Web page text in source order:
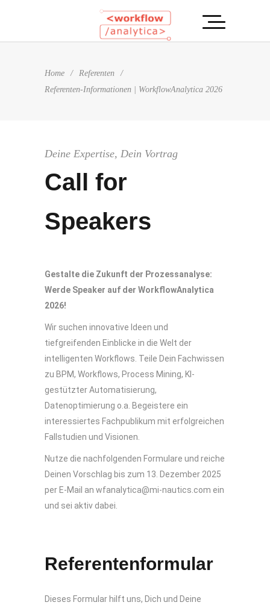
Home / Referenten
/
Referenten-Informationen | WorkflowAnalytica 2026
Deine Expertise, Dein Vortrag
Call for
Speakers
Gestalte die Zukunft der Prozessanalyse:
Werde Speaker auf der WorkflowAnalytica
2026!
Wir suchen innovative Ideen und
tiefgreifenden Einblicke in die Welt der
intelligenten Workflows. Teile Dein Fachwissen
zu BPM, Workflows, Process Mining, KI-
gestützter Automatisierung,
Datenoptimierung o.a. Begeistere ein
interessiertes Fachpublikum mit erfolgreichen
Fallstudien und Visionen.
Nutze die nachfolgenden Formulare und reiche
Deinen Vorschlag bis zum 13. Dezember 2025
per E-Mail an wfanalytica@mi-nautics.com ein
und sei aktiv dabei.
Referentenformular
Dieses Formular hilft uns, Dich und Deine